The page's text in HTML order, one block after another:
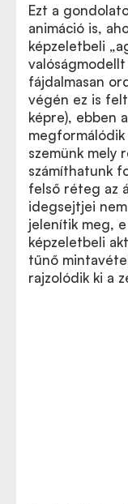
Ezt a
animáció is,
képzeletbeli „
valóságmodellt
fájdalmasan
végén ez is
képre), ebben
szemünk mely
számíthatunk
felső réteg az
idegsejtjei
jelenítik meg,
képzeletbeli
tűnő
rajzolódik ki a